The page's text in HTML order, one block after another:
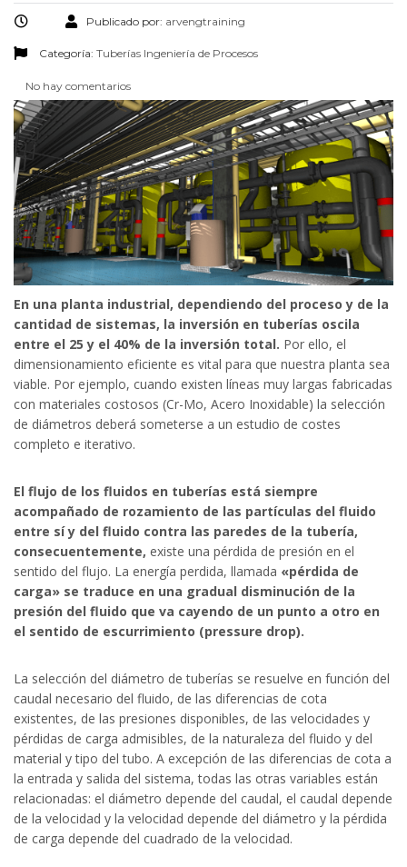
Publicado por: arvengtraining
Categoría: Tuberías Ingeniería de Procesos
No hay comentarios
En una planta industrial, dependiendo del proceso y de la
cantidad de sistemas, la inversión en tuberías oscila
entre el 25 y el 40% de la inversión total. Por ello, el
dimensionamiento eficiente es vital para que nuestra planta sea
viable. Por ejemplo, cuando existen líneas muy largas fabricadas
con materiales costosos (Cr-Mo, Acero Inoxidable) la selección
de diámetros deberá someterse a un estudio de costes
completo e iterativo.
El flujo de los fluidos en tuberías está siempre
acompañado de rozamiento de las partículas del fluido
entre sí y del fluido contra las paredes de la tubería,
consecuentemente, existe una pérdida de presión en el
sentido del flujo. La energía perdida, llamada «pérdida de
carga» se traduce en una gradual disminución de la
presión del fluido que va cayendo de un punto a otro en
el sentido de escurrimiento (pressure drop).
La selección del diámetro de tuberías se resuelve en función del
caudal necesario del fluido, de las diferencias de cota
existentes, de las presiones disponibles, de las velocidades y
pérdidas de carga admisibles, de la naturaleza del fluido y del
material y tipo del tubo. A excepción de las diferencias de cota a
la entrada y salida del sistema, todas las otras variables están
relacionadas: el diámetro depende del caudal, el caudal depende
de la velocidad y la velocidad depende del diámetro y la pérdida
de carga depende del cuadrado de la velocidad.